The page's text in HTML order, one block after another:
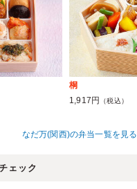
桐
1,917円
（税込）
なだ万(関西)の弁当一覧を見る
ェック